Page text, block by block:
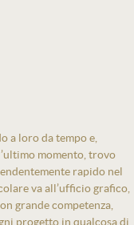
a loro da tempo e,
momento, trovo
rapido nel
va all’ufficio grafico,
grande competenza,
progetto in qualcosa di